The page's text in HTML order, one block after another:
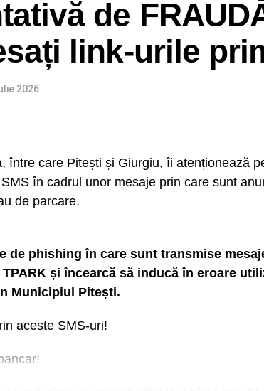
de
link-urile
2026
între care Pitești și Giurgiu, îi atenționează
în cadrul unor mesaje prin care sunt
de parcare.
de phishing în care sunt transmise
și încearcă să inducă în eroare
Municipiul Pitești.
aceste SMS-uri!